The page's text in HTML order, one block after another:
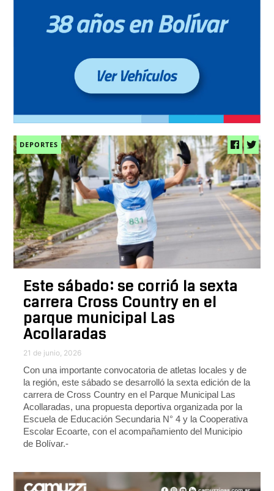
DEPORTES
Este sábado: se corrió la sexta
carrera Cross Country en el
parque municipal Las
Acollaradas
21 de junio, 2026
Con una importante convocatoria de atletas locales y de
la región, este sábado se desarrolló la sexta edición de la
carrera de Cross Country en el Parque Municipal Las
Acollaradas, una propuesta deportiva organizada por la
Escuela de Educación Secundaria N° 4 y la Cooperativa
Escolar Ecoarte, con el acompañamiento del Municipio
de Bolívar.-